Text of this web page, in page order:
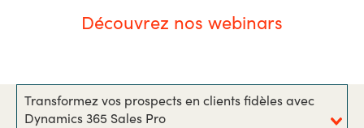
Finland
Découvrez nos webinars
Transformez vos prospects en clients fidèles avec
Dynamics 365 Sales Pro